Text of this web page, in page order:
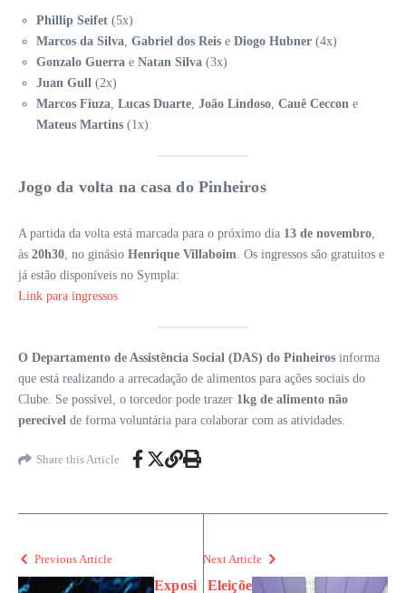
Phillip Seifet (5x)
Marcos da Silva, Gabriel dos Reis e Diogo Hubner (4x)
Gonzalo Guerra e Natan Silva (3x)
Juan Gull (2x)
Marcos Fiuza, Lucas Duarte, João Lindoso, Cauê Ceccon e
Mateus Martins (1x)
Jogo da volta na casa do Pinheiros
A partida da volta está marcada para o próximo dia 13 de novembro,
às 20h30, no ginásio Henrique Villaboim. Os ingressos são gratuitos e
já estão disponíveis no Sympla:
Link para ingressos
O Departamento de Assistência Social (DAS) do Pinheiros informa
que está realizando a arrecadação de alimentos para ações sociais do
Clube. Se possível, o torcedor pode trazer 1kg de alimento não
perecível de forma voluntária para colaborar com as atividades.
Share this Article
Previous Article
Exposi
Next Article
Eleiçõe